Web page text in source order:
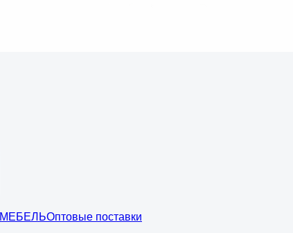
МЕБЕЛЬОптовые поставки